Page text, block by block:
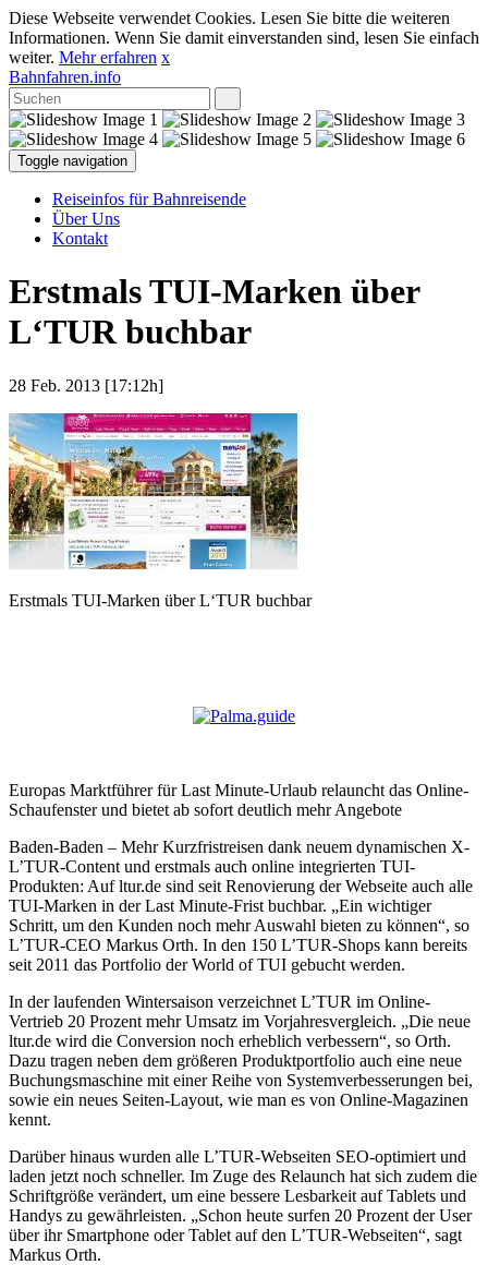
Diese Webseite verwendet Cookies. Lesen Sie bitte die weiteren
Informationen. Wenn Sie damit einverstanden sind, lesen Sie einfach
weiter. Mehr erfahren x
Bahnfahren.info
Toggle navigation
Reiseinfos für Bahnreisende
Über Uns
Kontakt
Erstmals TUI-Marken über
L‘TUR buchbar
28 Feb. 2013 [17:12h]
Erstmals TUI-Marken über L‘TUR buchbar
Europas Marktführer für Last Minute-Urlaub relauncht das Online-
Schaufenster und bietet ab sofort deutlich mehr Angebote
Baden-Baden – Mehr Kurzfristreisen dank neuem dynamischen X-
L’TUR-Content und erstmals auch online integrierten TUI-
Produkten: Auf ltur.de sind seit Renovierung der Webseite auch alle
TUI-Marken in der Last Minute-Frist buchbar. „Ein wichtiger
Schritt, um den Kunden noch mehr Auswahl bieten zu können“, so
L’TUR-CEO Markus Orth. In den 150 L’TUR-Shops kann bereits
seit 2011 das Portfolio der World of TUI gebucht werden.
In der laufenden Wintersaison verzeichnet L’TUR im Online-
Vertrieb 20 Prozent mehr Umsatz im Vorjahresvergleich. „Die neue
ltur.de wird die Conversion noch erheblich verbessern“, so Orth.
Dazu tragen neben dem größeren Produktportfolio auch eine neue
Buchungsmaschine mit einer Reihe von Systemverbesserungen bei,
sowie ein neues Seiten-Layout, wie man es von Online-Magazinen
kennt.
Darüber hinaus wurden alle L’TUR-Webseiten SEO-optimiert und
laden jetzt noch schneller. Im Zuge des Relaunch hat sich zudem die
Schriftgröße verändert, um eine bessere Lesbarkeit auf Tablets und
Handys zu gewährleisten. „Schon heute surfen 20 Prozent der User
über ihr Smartphone oder Tablet auf den L’TUR-Webseiten“, sagt
Markus Orth.